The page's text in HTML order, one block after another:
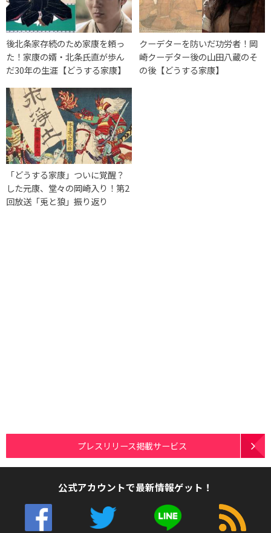
後北条家存続のため家康を頼っ
た！家康の婿・北条氏直が歩ん
だ30年の生涯【どうする家康】
クーデターを防いだ功労者！岡
崎クーデター後の山田八蔵のそ
の後【どうする家康】
「どうする家康」ついに覚醒？
した元康、堂々の岡崎入り！第2
回放送「兎と狼」振り返り
プレスリリース掲載サービス
公式アカウントで最新情報ゲット！